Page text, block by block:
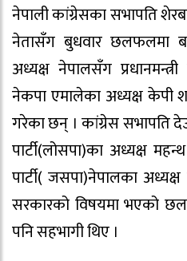
नेपाली कांग्रेसका सभापति
नेतासँग बुधवार छलफलमा
अध्यक्ष नेपालसँग
नेकपा एमालेका अध्यक्ष केपी
गरेका छन् । कांग्रेस सभापति
पार्टी(लोसपा)का अध्यक्ष
पार्टी( जसपा)नेपालका
सरकारको विषयमा भएको
पनि सहभागी थिए ।